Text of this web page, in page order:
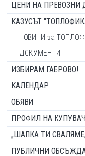
ЦЕНИ НА ПРЕВОЗНИ
КАЗУСЪТ
НОВИНИ за
ДОКУМЕНТИ
ИЗБИРАМ ГАБРОВО!
КАЛЕНДАР
ОБЯВИ
ПРОФИЛ НА
„ШАПКА ТИ
ПУБЛИЧНИ